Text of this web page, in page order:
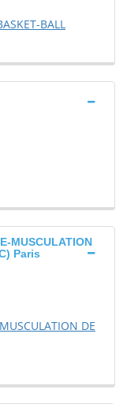
BALL
MUSCULATION
Paris
DE